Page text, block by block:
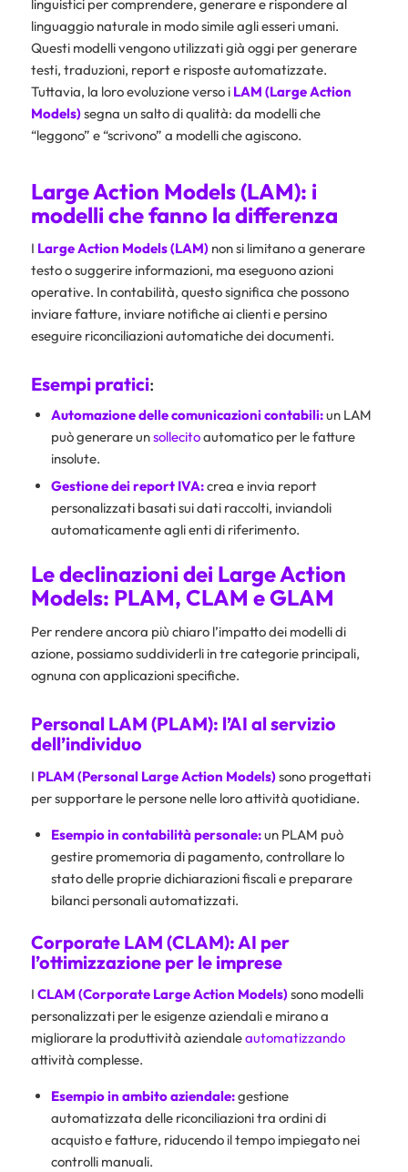
linguistici per comprendere, generare e rispondere al
linguaggio naturale in modo simile agli esseri umani.
Questi modelli vengono utilizzati già oggi per generare
testi, traduzioni, report e risposte automatizzate.
Tuttavia, la loro evoluzione verso i LAM (Large Action
Models)segna un salto di qualità: da modelli che
“leggono” e “scrivono” a modelli che agiscono.
Large Action Models (LAM): i
modelli che fanno la differenza
I Large Action Models (LAM)non si limitano a generare
testo o suggerire informazioni, ma eseguono azioni
operative. In contabilità, questo significa che possono
inviare fatture, inviare notifiche ai clienti e persino
eseguire riconciliazioni automatiche dei documenti.
Esempi pratici:
Automazione delle comunicazioni contabili:un LAM
può generare unsollecitoautomatico per le fatture
insolute.
Gestione dei report IVA:crea e invia report
personalizzati basati sui dati raccolti, inviandoli
automaticamente agli enti di riferimento.
Le declinazioni dei Large Action
Models: PLAM, CLAM e GLAM
Per rendere ancora più chiaro l’impatto dei modelli di
azione, possiamo suddividerli in tre categorie principali,
ognuna con applicazioni specifiche.
Personal LAM (PLAM): l’AI al servizio
dell’individuo
I PLAM (Personal Large Action Models)sono progettati
per supportare le persone nelle loro attività quotidiane.
Esempio in contabilità personale:un PLAM può
gestire promemoria di pagamento, controllare lo
stato delle proprie dichiarazioni fiscali e preparare
bilanci personali automatizzati.
Corporate LAM (CLAM): AI per
l’ottimizzazione per le imprese
I CLAM (Corporate Large Action Models)sono modelli
personalizzati per le esigenze aziendali e mirano a
migliorare la produttività aziendaleautomatizzando
attività complesse.
Esempio in ambito aziendale:gestione
automatizzata delle riconciliazioni tra ordini di
acquisto e fatture, riducendo il tempo impiegato nei
controlli manuali.